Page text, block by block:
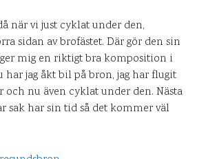
när vi just cyklat under den,
sidan av brofästet. Där gör den sin
mig en riktigt bra komposition i
har jag åkt bil på bron, jag har flugit
och nu även cyklat under den. Nästa
sak har sin tid så det kommer väl